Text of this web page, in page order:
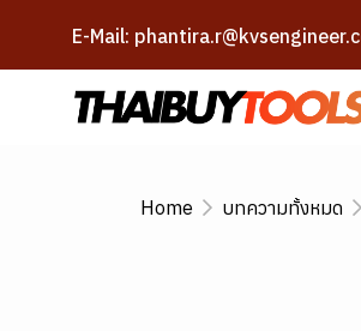
E-Mail:
Home บทความทั้งหมด